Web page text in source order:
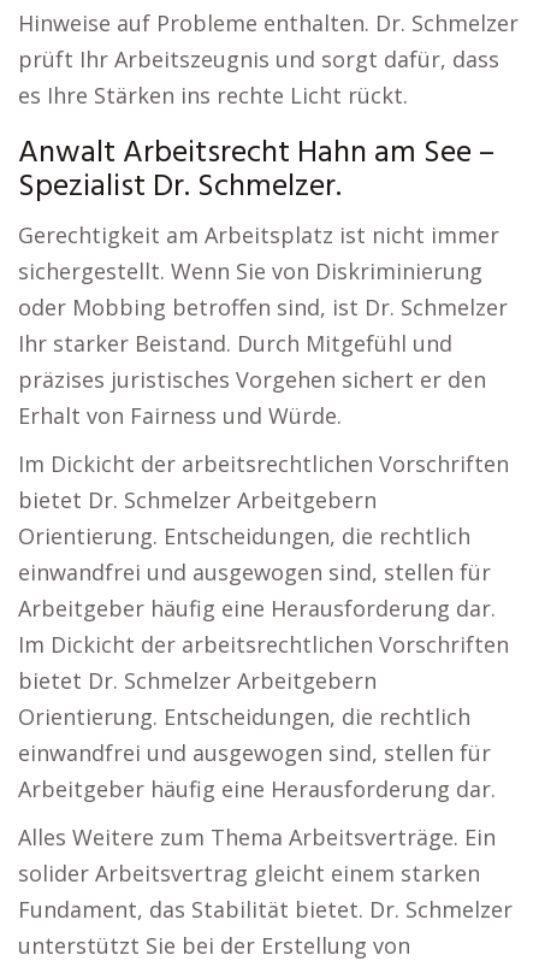
Hinweise auf Probleme enthalten. Dr. Schmelzer
prüft Ihr Arbeitszeugnis und sorgt dafür, dass
es Ihre Stärken ins rechte Licht rückt.
Anwalt Arbeitsrecht Hahn am See –
Spezialist Dr. Schmelzer.
Gerechtigkeit am Arbeitsplatz ist nicht immer
sichergestellt. Wenn Sie von Diskriminierung
oder Mobbing betroffen sind, ist Dr. Schmelzer
Ihr starker Beistand. Durch Mitgefühl und
präzises juristisches Vorgehen sichert er den
Erhalt von Fairness und Würde.
Im Dickicht der arbeitsrechtlichen Vorschriften
bietet Dr. Schmelzer Arbeitgebern
Orientierung. Entscheidungen, die rechtlich
einwandfrei und ausgewogen sind, stellen für
Arbeitgeber häufig eine Herausforderung dar.
Im Dickicht der arbeitsrechtlichen Vorschriften
bietet Dr. Schmelzer Arbeitgebern
Orientierung. Entscheidungen, die rechtlich
einwandfrei und ausgewogen sind, stellen für
Arbeitgeber häufig eine Herausforderung dar.
Alles Weitere zum Thema Arbeitsverträge. Ein
solider Arbeitsvertrag gleicht einem starken
Fundament, das Stabilität bietet. Dr. Schmelzer
unterstützt Sie bei der Erstellung von